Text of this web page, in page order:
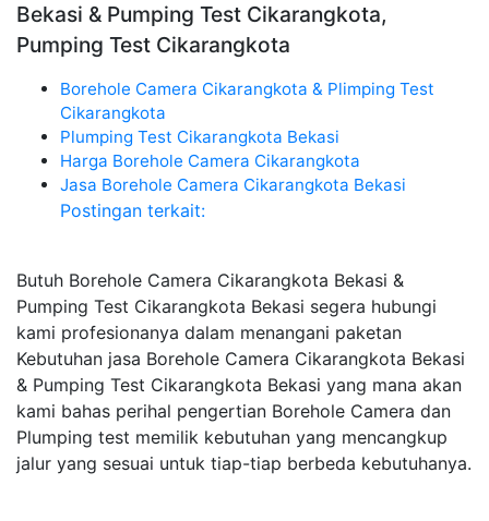
Bekasi & Pumping Test Cikarangkota,
Pumping Test Cikarangkota
Borehole Camera Cikarangkota & Plimping Test
Cikarangkota
Plumping Test Cikarangkota Bekasi
Harga Borehole Camera Cikarangkota
Jasa Borehole Camera Cikarangkota Bekasi
Postingan terkait:
Butuh Borehole Camera Cikarangkota Bekasi &
Pumping Test Cikarangkota Bekasi segera hubungi
kami profesionanya dalam menangani paketan
Kebutuhan jasa Borehole Camera Cikarangkota Bekasi
& Pumping Test Cikarangkota Bekasi yang mana akan
kami bahas perihal pengertian Borehole Camera dan
Plumping test memilik kebutuhan yang mencangkup
jalur yang sesuai untuk tiap-tiap berbeda kebutuhanya.